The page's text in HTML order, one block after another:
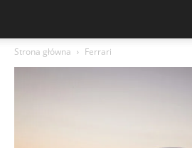
Strona główna Ferrari